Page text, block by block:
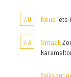
7,0 Neus Iets
7,3 Smaak